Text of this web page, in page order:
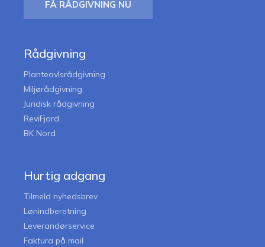
FÅ RÅDGIVNING NU
Rådgivning
Planteavlsrådgivning
Miljørådgivning
Juridisk rådgivning
ReviFjord
BK Nord
Hurtig adgang
Tilmeld nyhedsbrev
Lønindberetning
Leverandørservice
Faktura på mail